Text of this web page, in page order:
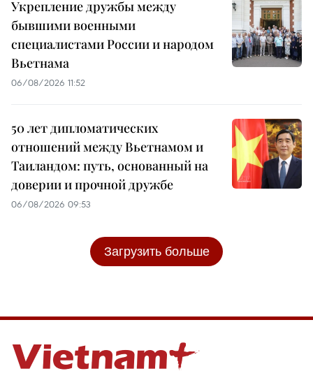
Укрепление дружбы между
бывшими военными
специалистами России и народом
Вьетнама
06/08/2026 11:52
50 лет дипломатических
отношений между Вьетнамом и
Таиландом: путь, основанный на
доверии и прочной дружбе
06/08/2026 09:53
Загрузить больше